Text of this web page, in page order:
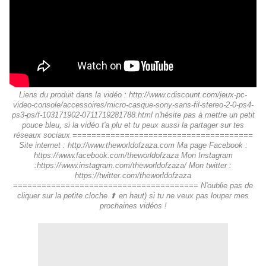
Liens du produit dans la vidéo : http://www.cdiscount.com/jeux-pc-
video-console/accessoires/micro-casque-sony-sans-fil-stereo-2-0-ps4-
ps3-ps/f-103171902-0711719281788.html n'hésite pas à mettre un petit
pouce bleu, si la vidéo t'a plu et tu peux aussi la partager sur tes
réseaux sociaux ======================================
Site internet : http://www.theworldofzaza.com Ma page Facebook :
https://www.facebook.com/theworldofzaza Mon Instagram
:https://www.instagram.com/theworldofzaza/ Mon twitter :
https://twitter.com/theworldofzaza
======================================= N'oublie pas de
cliquer sur la petite cloche ⬆︎ en haut) si tu ne veux pas louper mes
prochaines vidéos !